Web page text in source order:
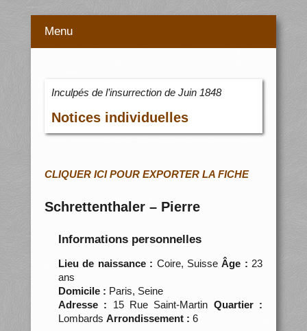
Menu
Inculpés de l’insurrection de Juin 1848
Notices individuelles
CLIQUER ICI POUR EXPORTER LA FICHE
Schrettenthaler – Pierre
Informations personnelles
Lieu de naissance : Coire, SuisseÂge : 23
ans
Domicile : Paris, Seine
Adresse : 15 Rue Saint-Martin Quartier :
Lombards Arrondissement : 6